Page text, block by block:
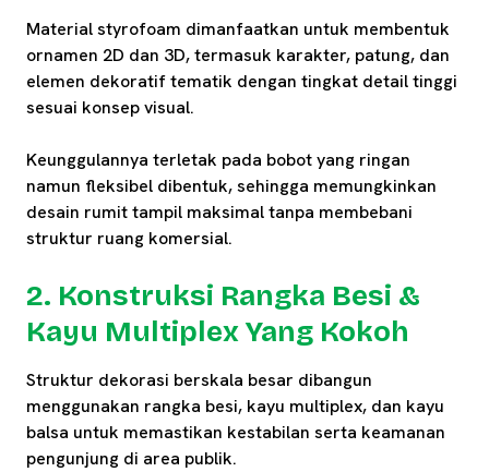
Material styrofoam dimanfaatkan untuk membentuk
ornamen 2D dan 3D, termasuk karakter, patung, dan
elemen dekoratif tematik dengan tingkat detail tinggi
sesuai konsep visual.
Keunggulannya terletak pada bobot yang ringan
namun fleksibel dibentuk, sehingga memungkinkan
desain rumit tampil maksimal tanpa membebani
struktur ruang komersial.
2. Konstruksi Rangka Besi &
Kayu Multiplex Yang Kokoh
Struktur dekorasi berskala besar dibangun
menggunakan rangka besi, kayu multiplex, dan kayu
balsa untuk memastikan kestabilan serta keamanan
pengunjung di area publik.